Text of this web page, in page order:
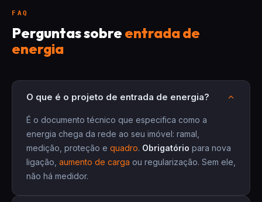
FAQ
Perguntas sobre entrada de
energia
O que é o projeto de entrada de energia?
É o documento técnico que especifica como a
energia chega da rede ao seu imóvel: ramal,
medição, proteção e quadro. Obrigatório para nova
ligação, aumento de carga ou regularização. Sem ele,
não há medidor.